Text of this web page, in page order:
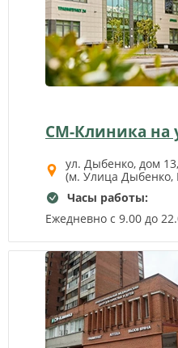
СМ-Клиника на
ул. Дыбенко, дом
(м. Улица Дыбенко,
Часы работы:
Ежедневно с 9.00 до